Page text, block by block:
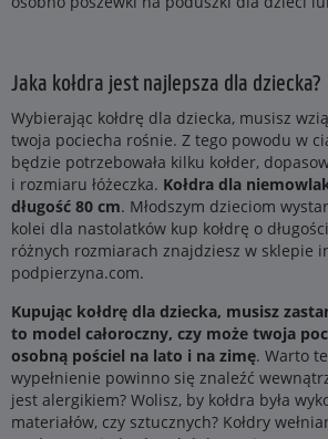
Jaka kołdra jest najlepsza dla dziecka?
Wybierając kołdrę dla dziecka, musisz
twoja pociecha rośnie. Z tego powodu w
będzie potrzebowała kilku kołder,
i rozmiaru łóżeczka. Kołdra dla
długość 80 cm. Młodszym dzieciom
kolei dla nastolatków kup kołdrę o
różnych rozmiarach znajdziesz w sklepie
podpierzyna.com.
Kupując kołdrę dla dziecka, musisz
to model całoroczny, czy może twoja
osobną pościel na lato i na zimę. Warto
wypełnienie powinno się znaleźć
jest alergikiem? Wolisz, by kołdra była
materiałów, czy sztucznych? Kołdry